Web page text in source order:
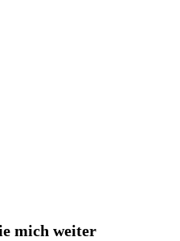
mich weiter